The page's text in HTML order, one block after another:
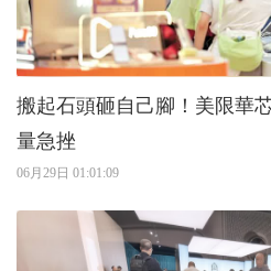
搬起石頭砸自己腳！美限華
量急挫
06月29日 01:01:09